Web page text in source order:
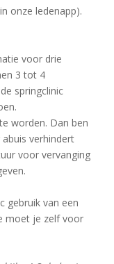
onze ledenapp).
voor drie
3 tot 4
springclinic
worden. Dan ben
verhindert
voor vervanging
gebruik van een
moet je zelf voor